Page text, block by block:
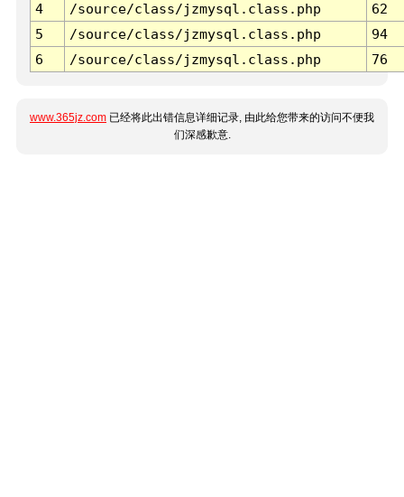
4
/source/class/jzmysql.class.php
62
5
/source/class/jzmysql.class.php
94
6
/source/class/jzmysql.class.php 76
www.365jz.com 已经将此出错信息详细记录, 由此给您带来的访问不便我
们深感歉意.